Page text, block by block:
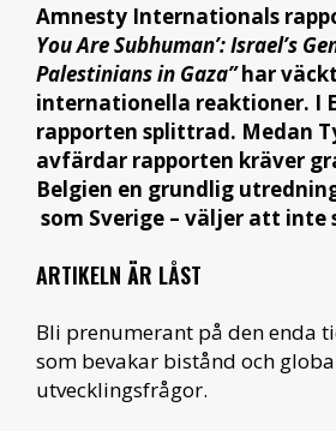
Amnesty Internationals
You Are Subhuman’: Israel’s
Palestinians in Gaza”har
internationella reaktioner. I
rapporten splittrad. Medan
avfärdar rapporten kräver
Belgien en grundlig
som Sverige – väljer att inte
ARTIKELN ÄR LÅST
Bli prenumerant på den enda
som bevakar bistånd och
utvecklingsfrågor.